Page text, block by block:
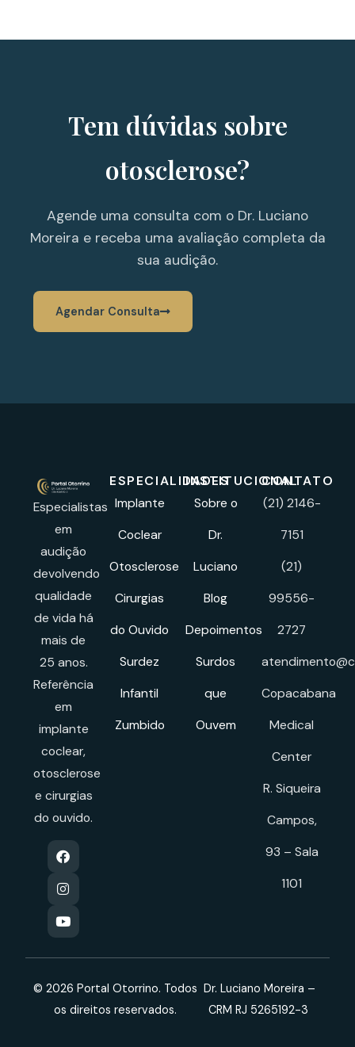
Tem dúvidas sobre
otosclerose?
Agende uma consulta com o Dr. Luciano
Moreira e receba uma avaliação completa da
sua audição.
Agendar Consulta
Especialistas
em
audição
devolvendo
qualidade
de vida há
mais de
25 anos.
Referência
em
implante
coclear,
otosclerose
e cirurgias
do ouvido.
ESPECIALIDADES
Implante
Coclear
Otosclerose
Cirurgias
do Ouvido
Surdez
Infantil
Zumbido
INSTITUCIONAL
Sobre o
Dr.
Luciano
Blog
Depoimentos
Surdos
que
Ouvem
CONTATO
(21) 2146-
7151
(21)
99556-
2727
Copacabana
Medical
Center
R. Siqueira
Campos,
93 – Sala
1101
© 2026 Portal Otorrino. Todos
os direitos reservados.
Dr. Luciano Moreira –
CRM RJ 5265192-3